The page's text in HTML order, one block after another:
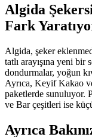
Algida
Fark
Algida, şeker
tatlı arayışına yeni
dondurmalar, yoğun
Ayrıca, Keyif Kakao
paketlerde sunuluyor.
ve Bar çeşitleri ise
Ayrıca